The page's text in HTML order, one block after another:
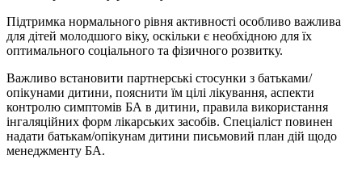
Підтримка нормального рівня активності особливо важлива
для дітей молодшого віку, оскільки є необхідною для їх
оптимального соціального та фізичного розвитку.
Важливо встановити партнерські стосунки з батьками/
опікунами дитини, пояснити їм цілі лікування, аспекти
контролю симптомів БА в дитини, правила використання
інгаляційних форм лікарських засобів. Спеціаліст повинен
надати батькам/опікунам дитини письмовий план дій щодо
менеджменту БА.